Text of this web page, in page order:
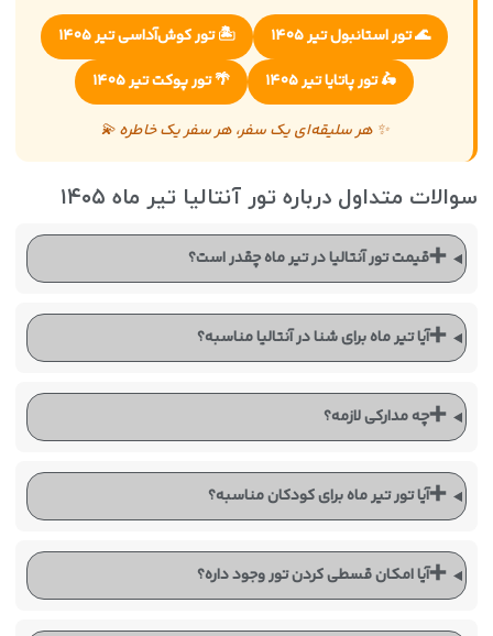
🌊 تور استانبول تیر ۱۴۰۵
🏝️ تور کوش‌آداسی تیر ۱۴۰۵
🛵 تور پاتایا تیر ۱۴۰۵
🌴 تور پوکت تیر ۱۴۰۵
✨ هر سلیقه‌ای یک سفر، هر سفر یک خاطره 💫
سوالات متداول درباره تور آنتالیا تیر ماه ۱۴۰۵
➕قیمت تور آنتالیا در تیر ماه چقدر است؟
➕آیا تیر ماه برای شنا در آنتالیا مناسبه؟
➕چه مدارکی لازمه؟
➕آیا تور تیر ماه برای کودکان مناسبه؟
➕آیا امکان قسطی کردن تور وجود داره؟